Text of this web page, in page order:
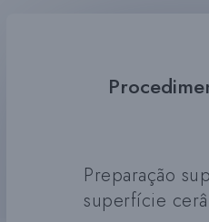
Preparação
superfície